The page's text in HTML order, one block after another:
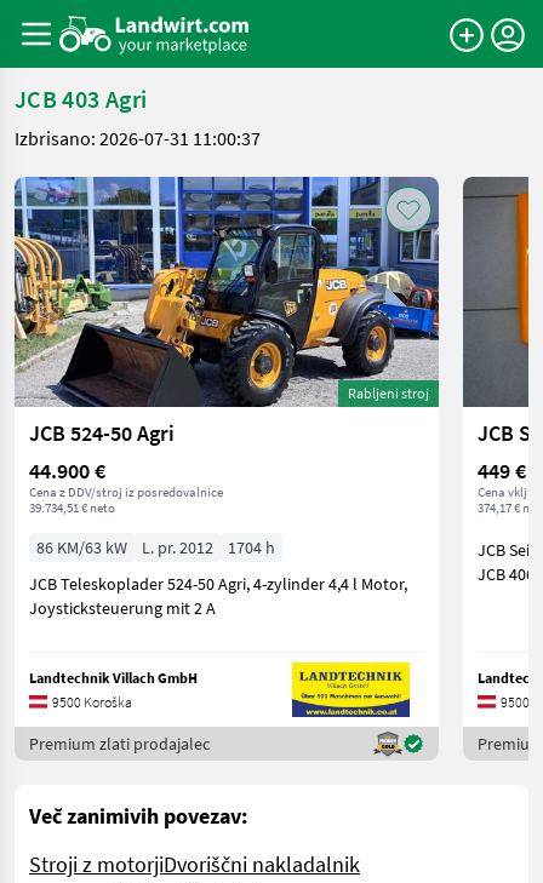
JCB 403 Agri
Izbrisano: 2026-07-31 11:00:37
Rabljeni stroj
JCB 524-50 Agri
44.900 €
Cena z DDV/stroj iz posredovalnice
39.734,51 € neto
86 KM/63 kW L. pr. 2012
1704 h
JCB Teleskoplader 524-50 Agri, 4-zylinder 4,4 l Motor,
Joysticksteuerung mit 2 A
Landtechnik Villach GmbH
9500 Koroška
Premium zlati prodajalec
JCB
449 €
Cena
374,17 €
JCB
JCB
9500
Več zanimivih povezav:
Stroji z motorjiDvoriščni nakladalnik